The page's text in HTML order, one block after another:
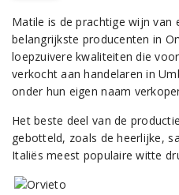
Matile is de prachtige wijn van
belangrijkste producenten in
loepzuivere kwaliteiten die
verkocht aan handelaren in
onder hun eigen naam
Het beste deel van de
gebotteld, zoals de heerlijke,
Italiës meest populaire witte